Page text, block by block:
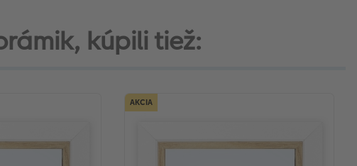
kúpili tiež:
AKCIA